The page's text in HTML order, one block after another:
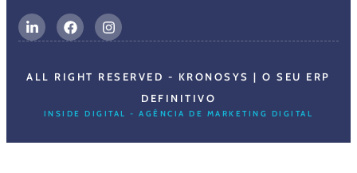
ALL RIGHT RESERVED - KRONOSYS | O SEU ERP
DEFINITIVO
INSIDE DIGITAL - AGÊNCIA DE MARKETING DIGITAL